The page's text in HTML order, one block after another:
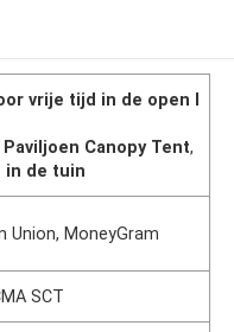
vrije tijd in de open l
Canopy Tent,
in de tuin
Union, MoneyGram
SCT